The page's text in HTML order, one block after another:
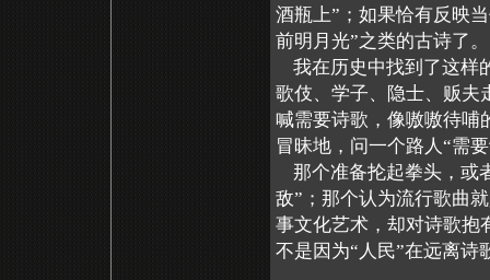
酒瓶上”；如果恰有反映
前明月光”之类的古诗了。
我在历史中找到了这样
歌伎、学子、隐士、贩夫
喊需要诗歌，像嗷嗷待哺
冒昧地，问一个路人“需
那个准备抡起拳头，或
敌”；那个认为流行歌曲
事文化艺术，却对诗歌抱
不是因为“人民”在远离诗